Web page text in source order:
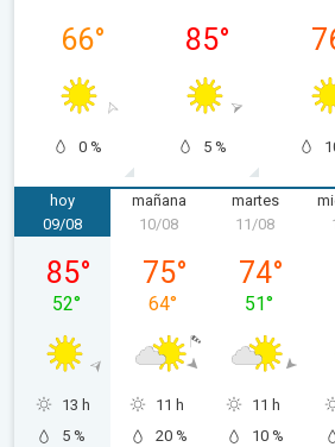
66°
0 %
85°
5 %
hoy
domingo, 09/08
09/08
85°
52°
13 h
5 %
mañana
10/08
75°
64°
11 h
20 %
martes
11/08
74°
51°
11 h
10 %